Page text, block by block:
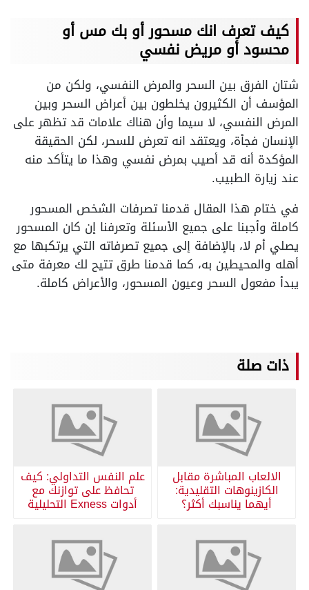
كيف تعرف انك مسحور أو بك مس أو
محسود أو مريض نفسي
شتان الفرق بين السحر والمرض النفسي، ولكن من
المؤسف أن الكثيرون يخلطون بين أعراض السحر وبين
المرض النفسي، لا سيما وأن هناك علامات قد تظهر على
الإنسان فجأة، ويعتقد انه تعرض للسحر، لكن الحقيقة
المؤكدة أنه قد أصيب بمرض نفسي وهذا ما يتأكد منه
عند زيارة الطبيب.
في ختام هذا المقال قدمنا تصرفات الشخص المسحور
كاملة وأجبنا على جميع الأسئلة وتعرفنا إن كان المسحور
يصلي أم لا، بالإضافة إلى جميع تصرفاته التي يرتكبها مع
أهله والمحيطين به، كما قدمنا طرق تتيح لك معرفة متى
يبدأ مفعول السحر وعيون المسحور، والأعراض كاملة.
ذات صلة
الالعاب المباشرة مقابل
الكازينوهات التقليدية:
أيهما يناسبك أكثر؟
علم النفس التداولي: كيف
تحافظ على توازنك مع
أدوات Exness التحليلية